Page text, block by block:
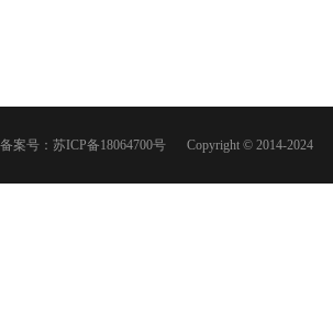
备案号： 苏ICP备18064700号 Copyright © 2014-2024